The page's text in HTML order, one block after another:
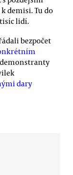
demisi. Tu do
lidí.
bezpočet
dary